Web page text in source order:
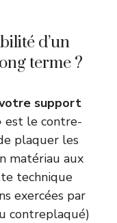
d’un
terme ?
support
est le contre-
plaquer les
matériau aux
technique
exercées par
contreplaqué)